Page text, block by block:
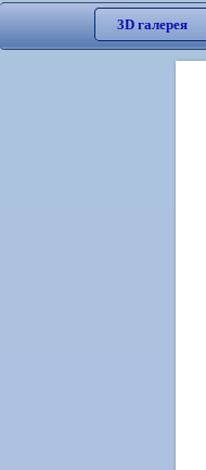
3D галерея